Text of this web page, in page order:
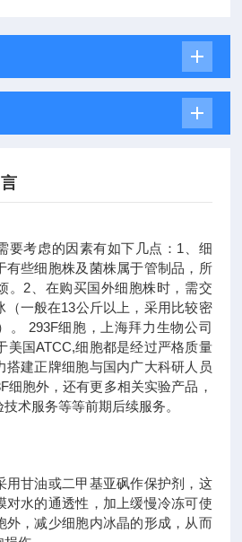
考虑的因素有如下几点：1、细
有些细胞株及菌株属于管制品，所
。2、在购买国外细胞株时，需交
（一般在13公斤以上，采用比较密
。
293F细胞，上海拜力生物公司
美国ATCC,细胞都是经过严格质量
搭建正牌细胞与国内广大科研人员
细胞外，还有更多相关实验产品，
技术服务等等前期后续服务。
甘油或二甲基亚砜作保护剂，这
对水的通透性，加上缓慢冷冻可使
外，减少细胞内冰晶的形成，从而